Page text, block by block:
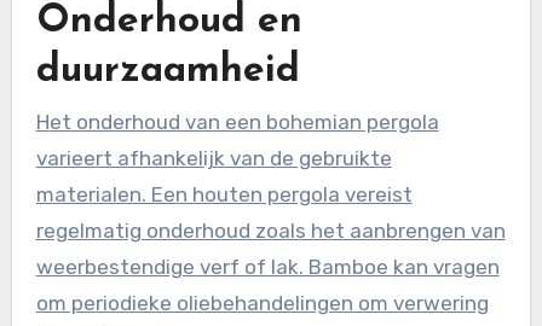
Onderhoud en
duurzaamheid
Het onderhoud van een bohemian pergola
varieert afhankelijk van de gebruikte
materialen. Een houten pergola vereist
regelmatig onderhoud zoals het aanbrengen van
weerbestendige verf of lak. Bamboe kan vragen
om periodieke oliebehandelingen om verwering